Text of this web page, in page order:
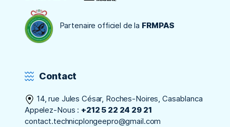
Partenaire officiel de la FRMPAS
Contact
14, rue Jules César, Roches-Noires, Casablanca
Appelez-Nous : +212 5 22 24 29 21
contact.technicplongeepro@gmail.com